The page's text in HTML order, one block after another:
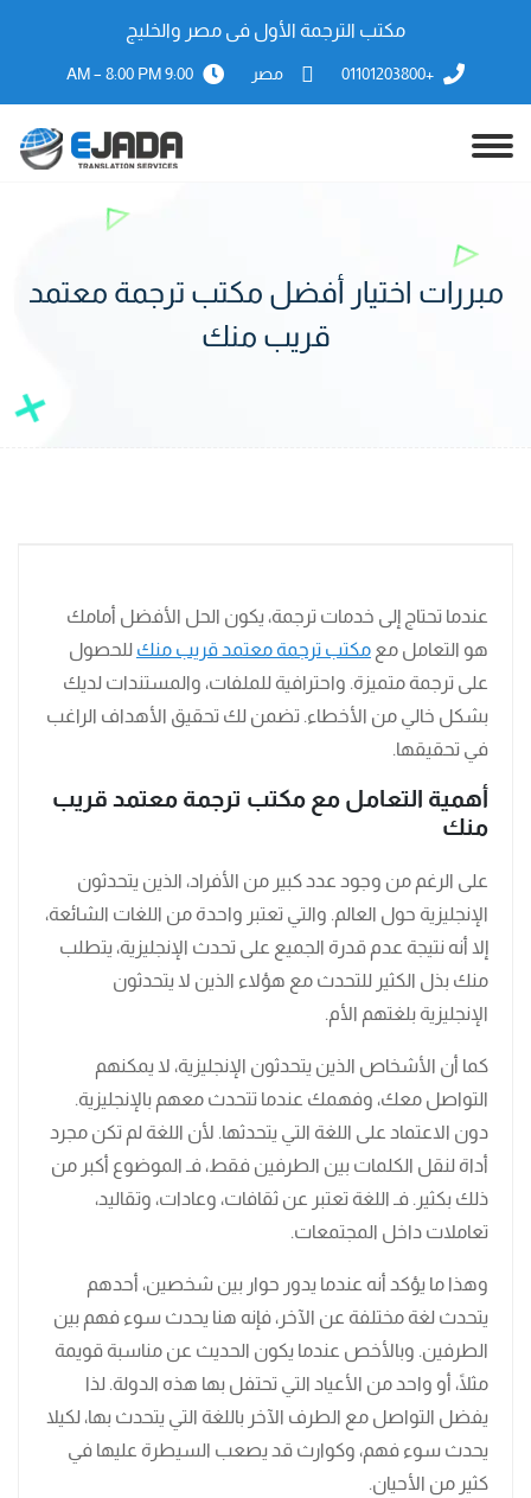
مكتب الترجمة الأول فى مصر والخليج
+01101203800 مصر 9:00 AM – 8:00 PM
مبررات اختيار أفضل مكتب ترجمة معتمد
قريب منك
عندما تحتاج إلى خدمات ترجمة، يكون الحل الأفضل أمامك
هو التعامل مع مكتب ترجمة معتمد قريب منك للحصول
على ترجمة متميزة. واحترافية للملفات، والمستندات لديك
بشكل خالي من الأخطاء. تضمن لك تحقيق الأهداف الراغب
في تحقيقها.
أهمية التعامل مع مكتب ترجمة معتمد قريب
منك
على الرغم من وجود عدد كبير من الأفراد، الذين يتحدثون
الإنجليزية حول العالم. والتي تعتبر واحدة من اللغات الشائعة،
إلا أنه نتيجة عدم قدرة الجميع على تحدث الإنجليزية، يتطلب
منك بذل الكثير للتحدث مع هؤلاء الذين لا يتحدثون
الإنجليزية بلغتهم الأم.
كما أن الأشخاص الذين يتحدثون الإنجليزية، لا يمكنهم
التواصل معك، وفهمك عندما تتحدث معهم بالإنجليزية.
دون الاعتماد على اللغة التي يتحدثها. لأن اللغة لم تكن مجرد
أداة لنقل الكلمات بين الطرفين فقط، فـ الموضوع أكبر من
ذلك بكثير. فـ اللغة تعتبر عن ثقافات، وعادات، وتقاليد،
تعاملات داخل المجتمعات.
وهذا ما يؤكد أنه عندما يدور حوار بين شخصين، أحدهم
يتحدث لغة مختلفة عن الآخر، فإنه هنا يحدث سوء فهم بين
الطرفين. وبالأخص عندما يكون الحديث عن مناسبة قويمة
مثلًا، أو واحد من الأعياد التي تحتفل بها هذه الدولة. لذا
يفضل التواصل مع الطرف الآخر باللغة التي يتحدث بها، لكيلا
يحدث سوء فهم، وكوارث قد يصعب السيطرة عليها في
كثير من الأحيان.